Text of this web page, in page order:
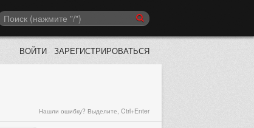
ВОЙТИ ЗАРЕГИСТРИРОВАТЬСЯ
Нашли ошибку? Выделите, Ctrl+Enter